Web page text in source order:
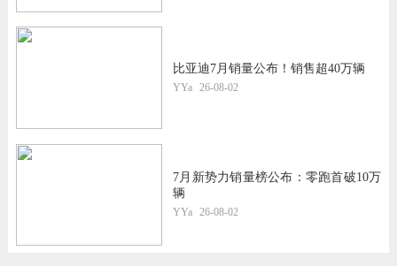
比亚迪7月销量公布！销售超40万辆
YYa 26-08-02
7月新势力销量榜公布：零跑首破10万
辆
YYa 26-08-02